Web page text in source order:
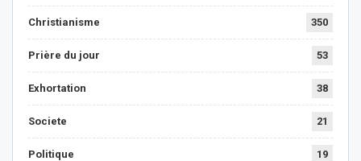
Christianisme 350
Prière du jour 53
Exhortation 38
Societe 21
Politique 19